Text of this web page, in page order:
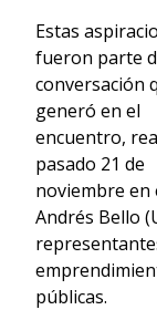
Estas
fueron parte
conversación
generó en el
encuentro,
pasado 21 de
noviembre en
Andrés Bello
públicas.